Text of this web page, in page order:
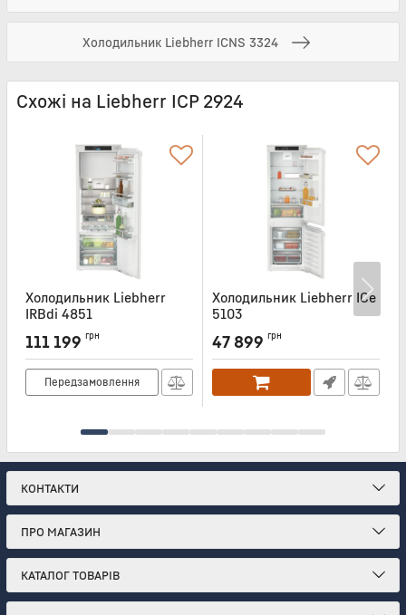
Холодильник Liebherr ICNS 3324
Схожі на Liebherr ICP 2924
Холодильник Liebherr
IRBdi 4851
IRBDI4851
111 199 грн
Передзамовлення
Холодильник Liebherr ICe
5103
ICE5103
47 899 грн
КОНТАКТИ
ПРО МАГАЗИН
КАТАЛОГ ТОВАРІВ